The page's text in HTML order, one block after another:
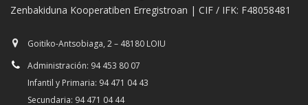
Zenbakiduna Kooperatiben Erregistroan | CIF / IFK: F48058481
Goitiko-Antsobiaga, 2 – 48180 LOIU
Administración: 94 453 80 07
Infantil y Primaria: 94 471 04 43
Secundaria: 94 471 04 44